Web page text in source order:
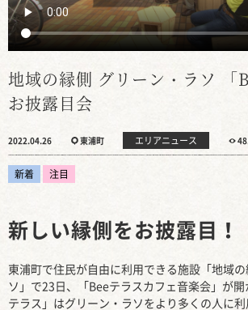
地域の縁側 グリーン・ラソ 「
お披露目会
2022.04.26 東浦町 エリアニュース
新着 注目
新しい縁側をお披露目！
東浦町で住民が自由に利用できる施設「地域
ソ」で23日、「Beeテラスカフェ音楽会」が
テラス」はグリーン・ラソをより多くの人に